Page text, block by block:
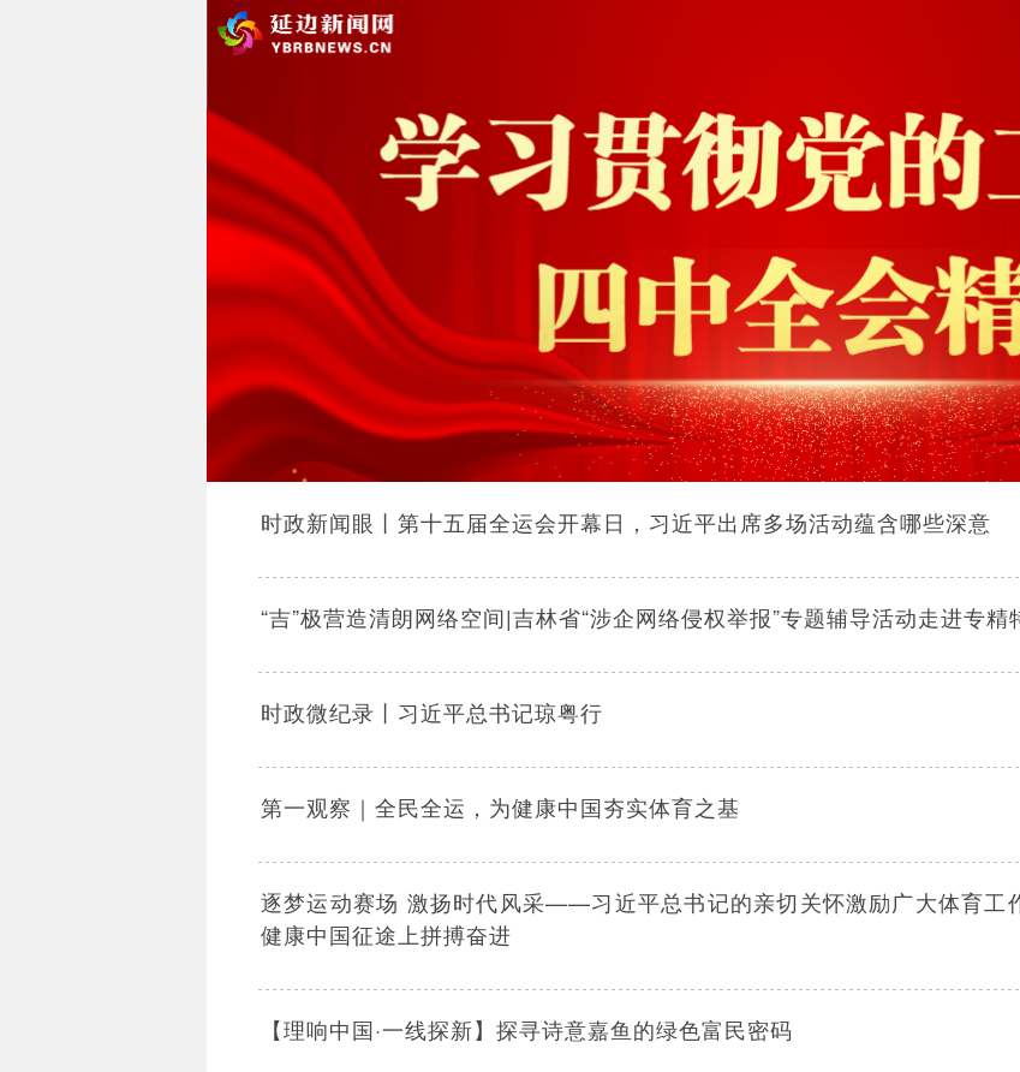
时政新闻眼丨第十五届全运会开幕日，习近平出席多场活动蕴含哪些深意
“吉”极营造清朗网络空间|吉林省“涉企网络侵权举报”专题辅导活动走进专精
时政微纪录丨习近平总书记琼粤行
第一观察｜全民全运，为健康中国夯实体育之基
逐梦运动赛场 激扬时代风采——习近平总书记的亲切关怀激励广大体育工
健康中国征途上拼搏奋进
【理响中国·一线探新】探寻诗意嘉鱼的绿色富民密码